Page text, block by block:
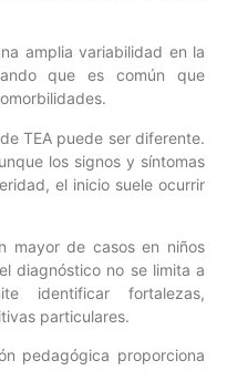
amplia variabilidad en la
que es común que
TEA puede ser diferente.
los signos y síntomas
el inicio suele ocurrir
mayor de casos en niños
diagnóstico no se limita a
identificar fortalezas,
particulares.
pedagógica proporciona